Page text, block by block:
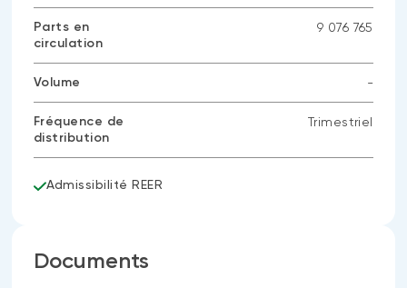
Parts en
circulation
9 076 765
Volume
-
Fréquence de
distribution
Trimestriel
Admissibilité REER
Documents